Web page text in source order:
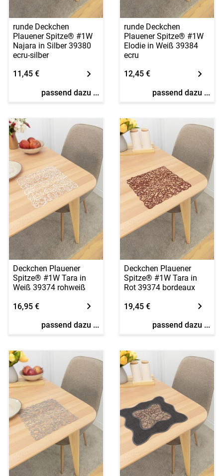
runde Deckchen
Plauener Spitze® #1W
Najara in Silber 39380
ecru-silber
11,45 €
passend dazu ...
runde Deckchen
Plauener Spitze® #1W
Elodie in Weiß 39384
ecru
12,45 €
passend dazu ...
Deckchen Plauener
Spitze® #1W Tara in
Weiß 39374 rohweiß
16,95 €
passend dazu ...
Deckchen Plauener
Spitze® #1W Tara in
Rot 39374 bordeaux
19,45 €
passend dazu ...